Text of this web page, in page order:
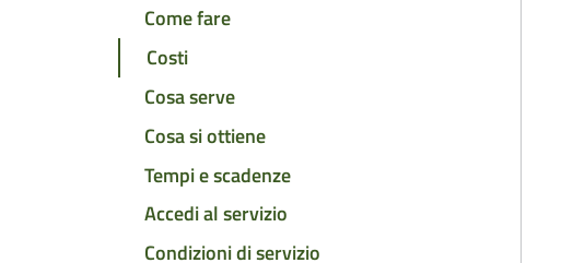
Come fare
Costi
Cosa serve
Cosa si ottiene
Tempi e scadenze
Accedi al servizio
Condizioni di servizio